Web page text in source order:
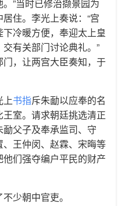
”当时已修治撷景园为
住。李光上奏说：“宫
冷暖方便，奉迎太上皇
有关部门讨论典礼。”
，让两宫大臣奏知，于
上书指斥朱勔以应奉的名
室。请求朝廷挑选清正
父子及奉承监司、守
王仲闵、赵霖、宋晦等
们强夺编户平民的财产
少朝中官吏。